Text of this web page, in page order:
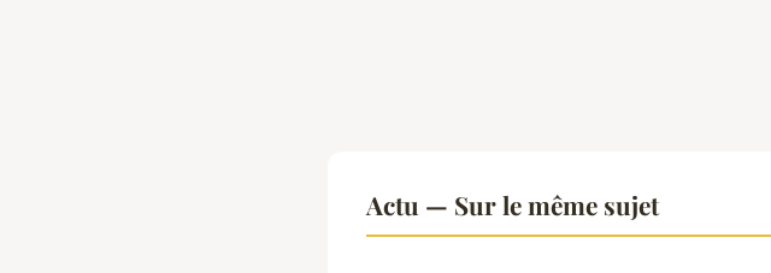
Actu — Sur le même sujet